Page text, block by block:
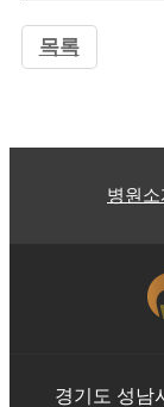
목록
병원소
경기도 성남